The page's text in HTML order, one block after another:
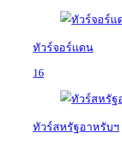
ทัวร์จอร์แดน
16
ทัวร์สหรัฐอาหรับฯ